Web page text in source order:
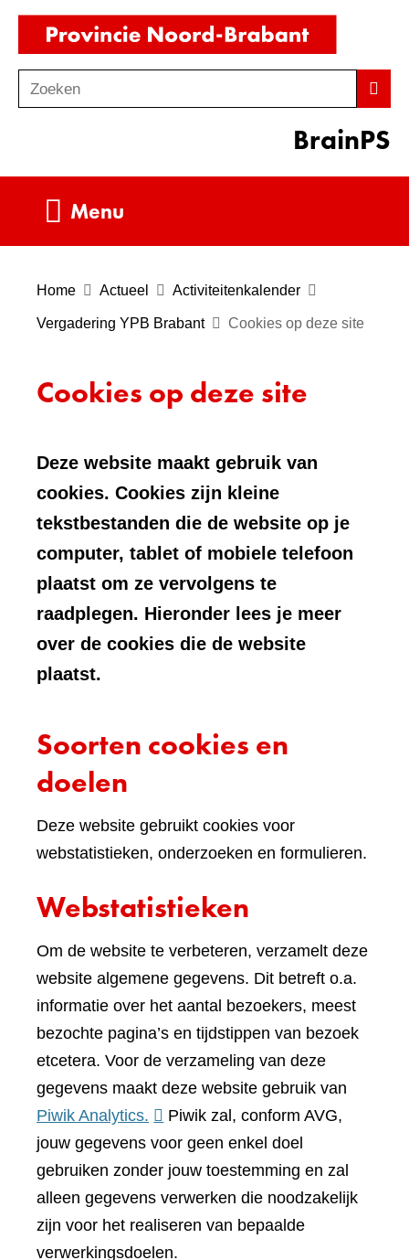
Ga
de
inhoud
o
Zoeken
BrainPS
Menu
Home Actueel Activiteitenkalender
Vergadering YPB Brabant Cookies op deze site
Cookies op deze site
Deze website maakt gebruik van
cookies. Cookies zijn kleine
tekstbestanden die de website op je
computer, tablet of mobiele telefoon
plaatst om ze vervolgens te
raadplegen. Hieronder lees je meer
over de cookies die de website
plaatst.
Soorten cookies en
doelen
Deze website gebruikt cookies voor
webstatistieken, onderzoeken en formulieren.
Webstatistieken
Om de website te verbeteren, verzamelt deze
website algemene gegevens. Dit betreft o.a.
informatie over het aantal bezoekers, meest
bezochte pagina’s en tijdstippen van bezoek
etcetera. Voor de verzameling van deze
gegevens maakt deze website gebruik van
Piwik Analytics. (verwijst
naar
een
andere
website)
Piwik zal, conform AVG,
jouw gegevens voor geen enkel doel
gebruiken zonder jouw toestemming en zal
alleen gegevens verwerken die noodzakelijk
zijn voor het realiseren van bepaalde
verwerkingsdoelen.